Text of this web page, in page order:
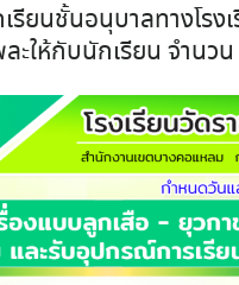
ยนชั้นอนุบาลทางโรงเ
ะให้กับนักเรียน จำนว